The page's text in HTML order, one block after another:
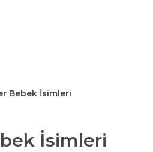
Bebek İsimleri
İsimleri